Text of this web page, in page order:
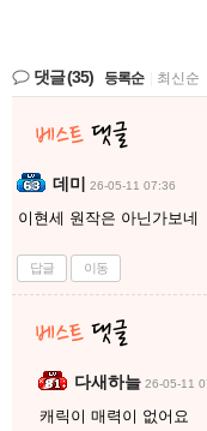
댓글(35) 등록순 최신순
데미 26-05-11 07:36
이현세 원작은 아닌가보네
답글 이동
다새하늘 26-05-11
캐릭이 매력이 없어요